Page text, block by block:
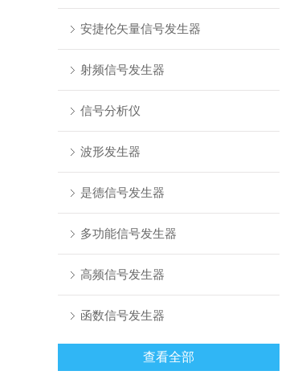
安捷伦矢量信号发生器
射频信号发生器
信号分析仪
波形发生器
是德信号发生器
多功能信号发生器
高频信号发生器
函数信号发生器
查看全部